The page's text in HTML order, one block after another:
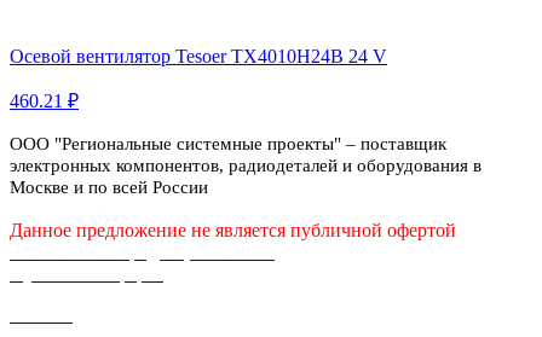
Осевой вентилятор Tesoer TX4010H24B 24 V
460.21 ₽
ООО "Региональные системные проекты" – поставщик
электронных компонентов, радиодеталей и оборудования в
Москве и по всей России
Данное предложение не является публичной офертой